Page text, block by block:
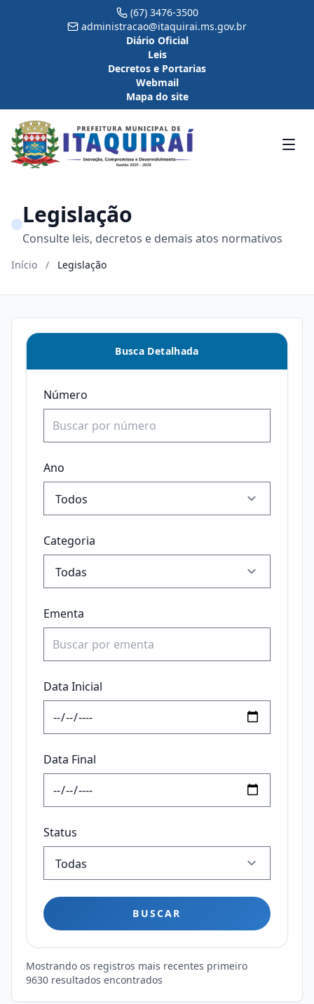
(67) 3476-3500
administracao@itaquirai.ms.gov.br
Diário Oficial
Leis
Decretos e Portarias
Webmail
Mapa do site
Legislação
Consulte leis, decretos e demais atos normativos
Início / Legislação
Busca Detalhada
Número
Ano
Categoria
Ementa
Data Inicial
Data Final
Status
BUSCAR
Mostrando os registros mais recentes primeiro
9630 resultados encontrados